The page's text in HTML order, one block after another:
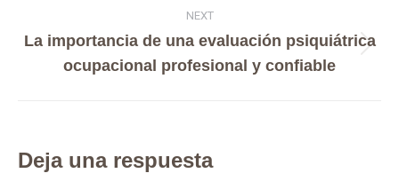
NEXT
La importancia de una evaluación psiquiátrica
ocupacional profesional y confiable
Deja una respuesta